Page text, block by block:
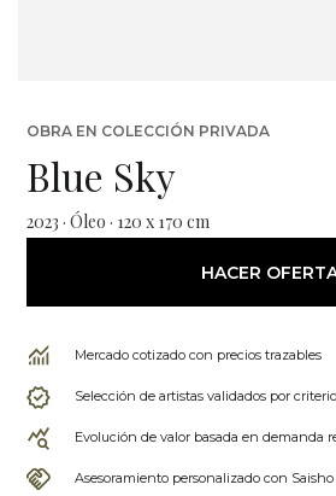
OBRA EN COLECCIÓN PRIVADA
Blue Sky
2023 · Óleo · 120 x 170 cm
HACER
Mercado cotizado con precios trazables
Selección de artistas validados por
Evolución de valor basada en demanda
Asesoramiento personalizado con